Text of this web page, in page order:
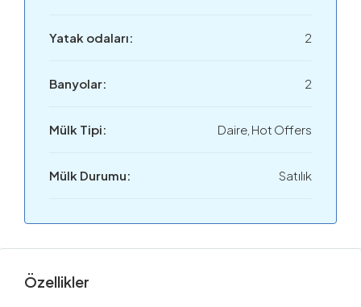
Yatak odaları: 2
Banyolar: 2
Mülk Tipi: Daire, Hot Offers
Mülk Durumu: Satılık
Özellikler